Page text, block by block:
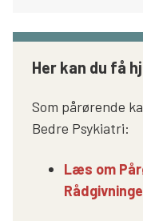
Her kan du få
Som pårørende
Bedre Psykiatri:
Læs om